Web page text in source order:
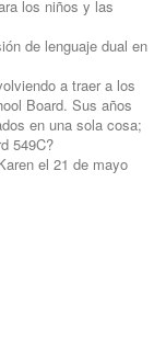
los niños y las
de lenguaje dual en
a traer a los
Board. Sus años
en una sola cosa;
549C?
el 21 de mayo